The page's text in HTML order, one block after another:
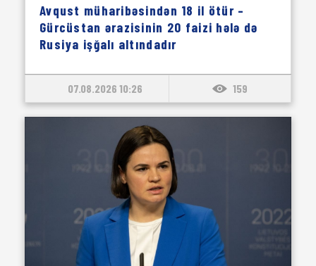
Avqust müharibəsindən 18 il ötür –
Gürcüstan ərazisinin 20 faizi hələ də
Rusiya işğalı altındadır
07.08.2026 10:26 159